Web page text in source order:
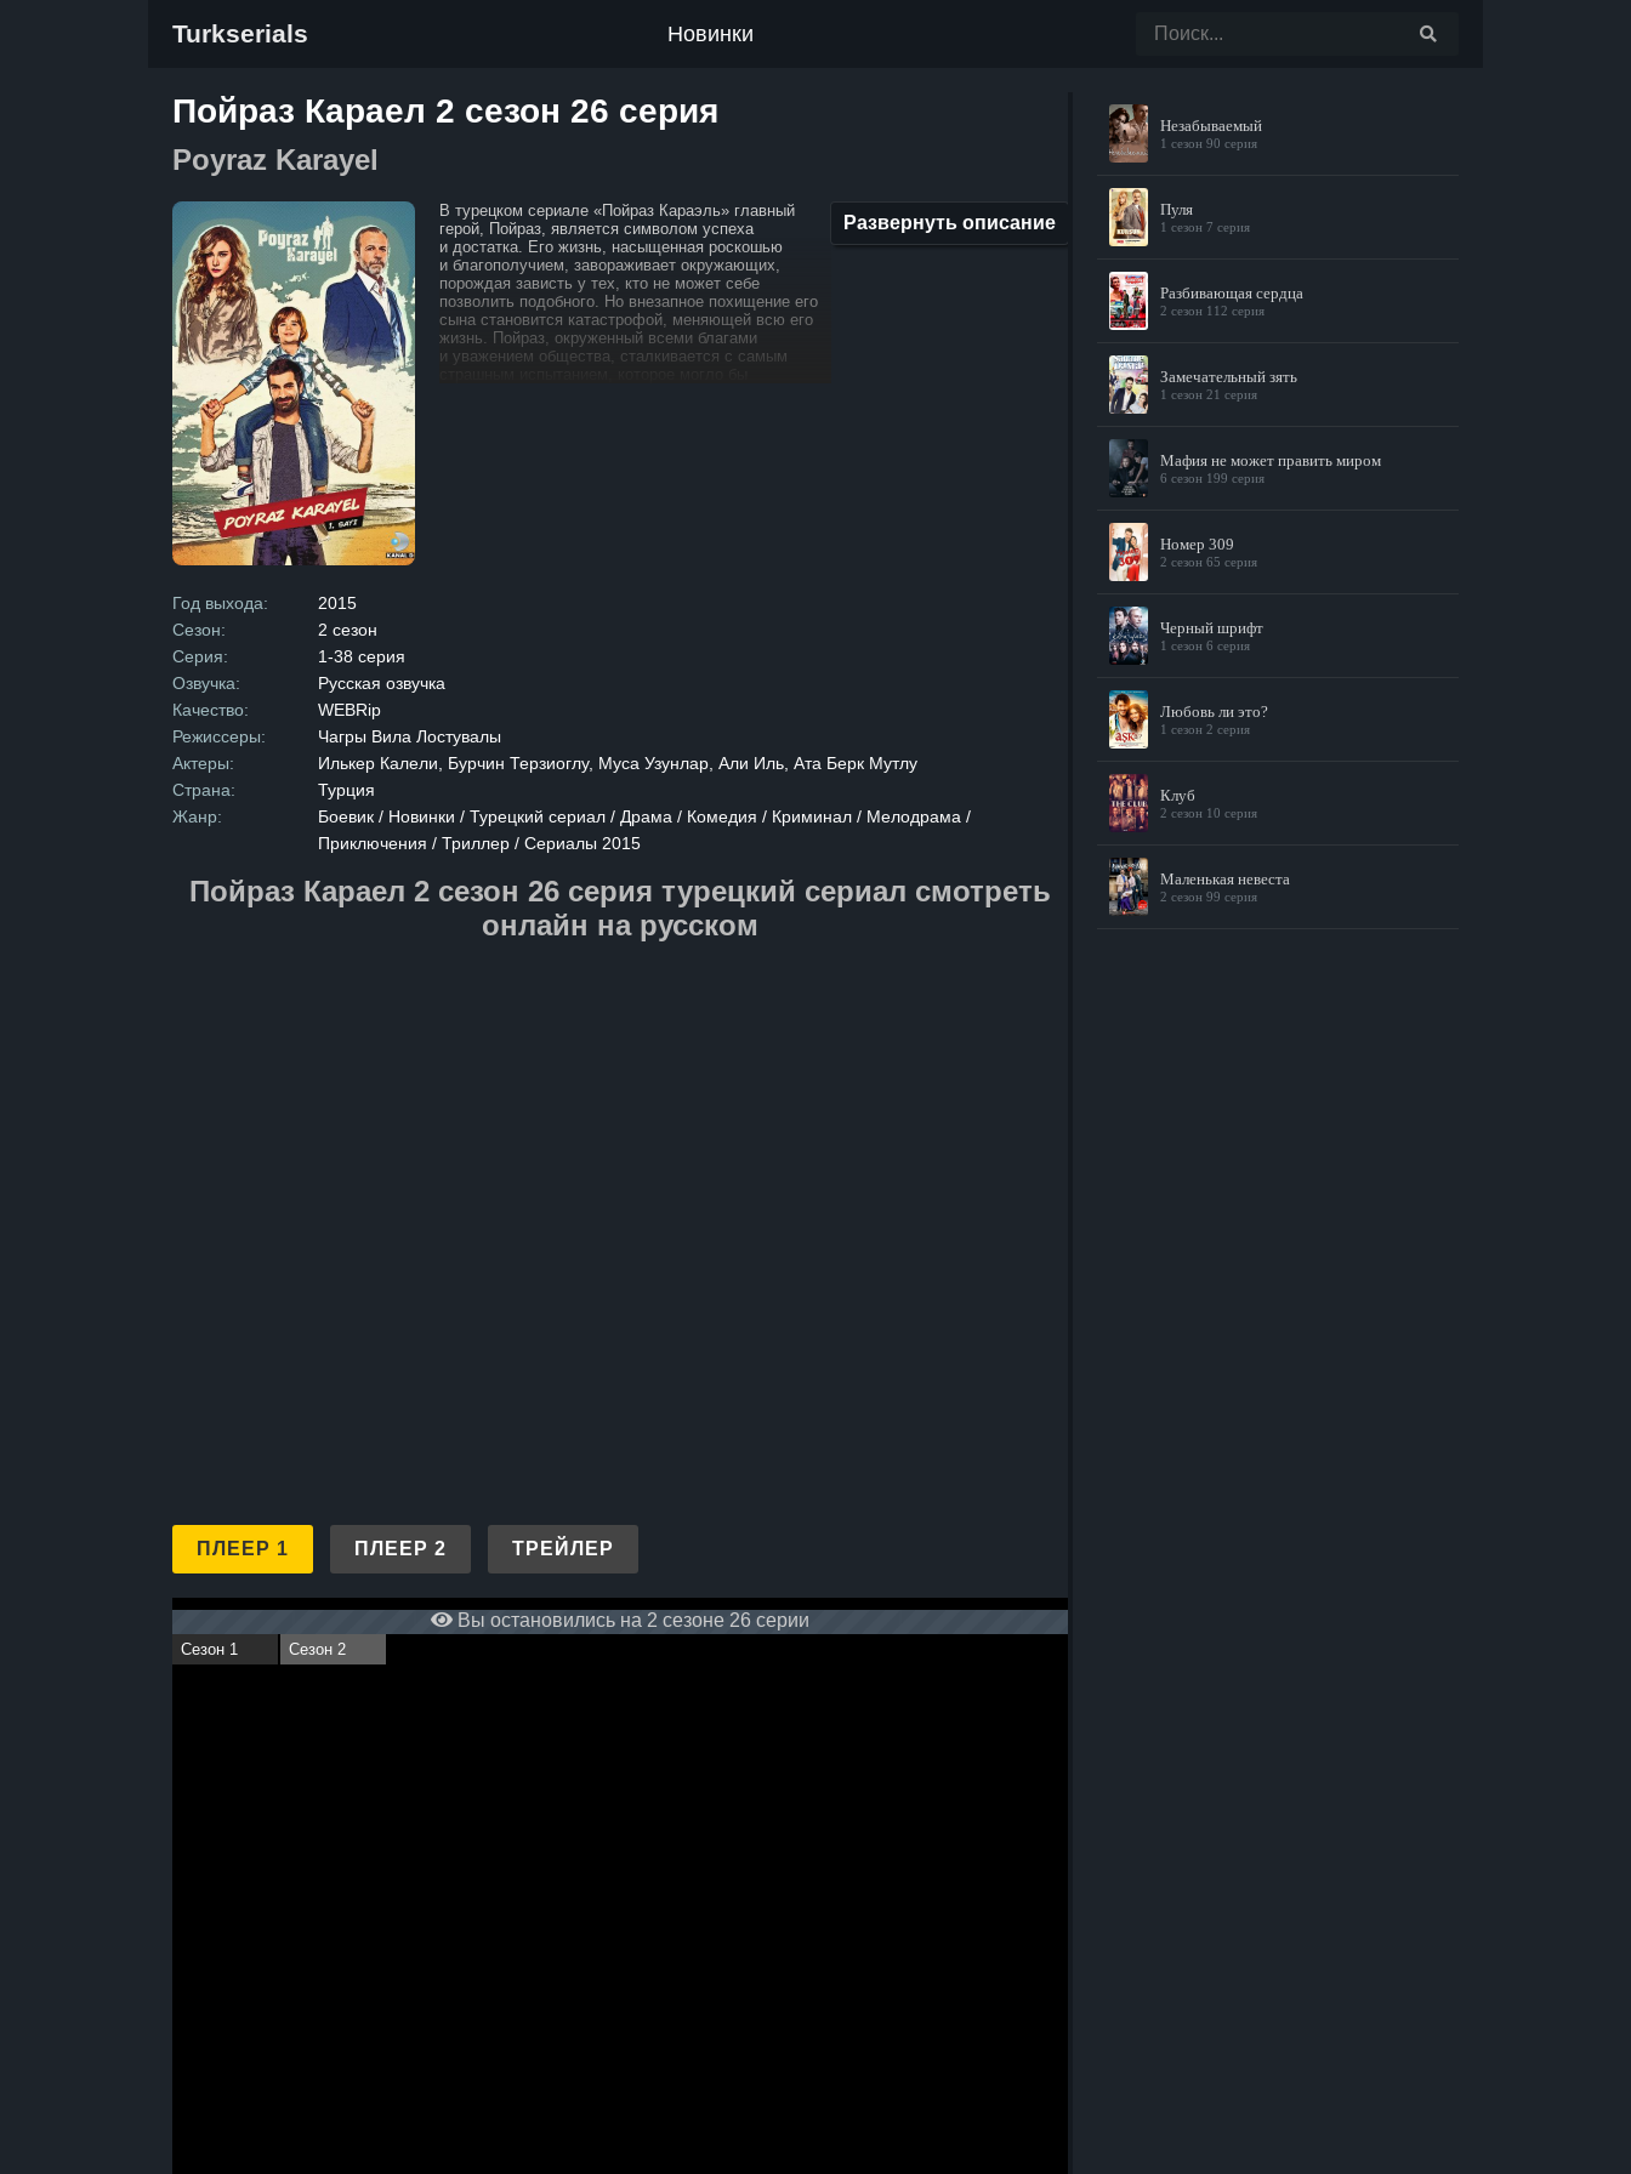
Turkserials Новинки
Пойраз Караел 2 сезон 26 серия
Poyraz Karayel
В турецком сериале «Пойраз Караэль» главный
герой, Пойраз, является символом успеха
и достатка. Его жизнь, насыщенная роскошью
и благополучием, завораживает окружающих,
порождая зависть у тех, кто не может себе
позволить подобного. Но внезапное похищение его
сына становится катастрофой, меняющей всю его
жизнь. Пойраз, окруженный всеми благами
и уважением общества, сталкивается с самым
отцовского мужества.
Развернуть описание
Год выхода:
2015
Сезон:
2 сезон
Серия:
1-38 серия
Озвучка:
Русская озвучка
Качество:
WEBRip
Режиссеры:
Чагры Вила Лостувалы
Актеры:
Илькер Калели, Бурчин Терзиоглу, Муса Узунлар, Али Иль, Ата Берк Мутлу
Страна:
Турция
Жанр:
Боевик / Новинки / Турецкий сериал / Драма / Комедия / Криминал / Мелодрама /
Приключения / Триллер / Сериалы 2015
Пойраз Караел 2 сезон 26 серия турецкий сериал смотреть
онлайн на русском
ПЛЕЕР 1 ПЛЕЕР 2 ТРЕЙЛЕР
Вы остановились на 2 сезоне 26 серии
Сезон 1 Сезон 2
Незабываемый
1 сезон 90 серия
Пуля
1 сезон 7 серия
Разбивающая сердца
2 сезон 112 серия
Замечательный зять
1 сезон 21 серия
Мафия не может править миром
6 сезон 199 серия
Номер 309
2 сезон 65 серия
Черный шрифт
1 сезон 6 серия
Любовь ли это?
1 сезон 2 серия
Клуб
2 сезон 10 серия
Маленькая невеста
2 сезон 99 серия